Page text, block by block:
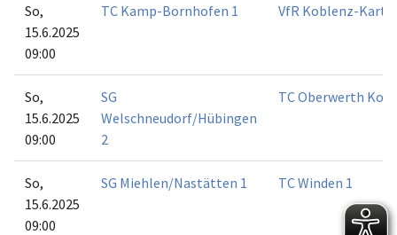
So,
15.6.2025
09:00
TC Kamp-Bornhofen 1 VfR Koblenz-
So,
15.6.2025
09:00
SG
Welschneudorf/Hübingen
2
TC Oberwerth
So,
15.6.2025
09:00
SG Miehlen/Nastätten 1 TC Winden 1